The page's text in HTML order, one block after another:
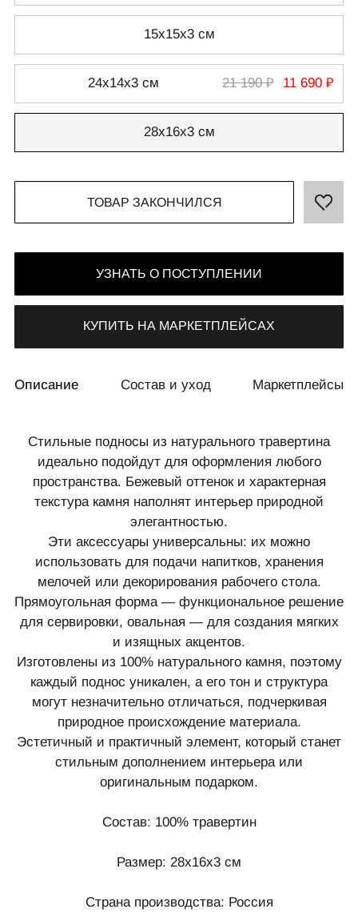
15х15х3 см
24х14х3 см 21 190 ₽ 11 690 ₽
28х16х3 см
ТОВАР ЗАКОНЧИЛСЯ
УЗНАТЬ О ПОСТУПЛЕНИИ
КУПИТЬ НА МАРКЕТПЛЕЙСАХ
Описание Состав и уход Маркетплейсы
Стильные подносы из натурального травертина
идеально подойдут для оформления любого
пространства. Бежевый оттенок и характерная
текстура камня наполнят интерьер природной
элегантностью.
Эти аксессуары универсальны: их можно
использовать для подачи напитков, хранения
мелочей или декорирования рабочего стола.
Прямоугольная форма — функциональное решение
для сервировки, овальная — для создания мягких
и изящных акцентов.
Изготовлены из 100% натурального камня, поэтому
каждый поднос уникален, а его тон и структура
могут незначительно отличаться, подчеркивая
природное происхождение материала.
Эстетичный и практичный элемент, который станет
стильным дополнением интерьера или
оригинальным подарком.
Состав: 100% травертин
Размер: 28х16х3 см
Страна производства: Россия
СВЯЗАТЬСЯ С НАМИ
+7 495 011-28-05
Whats App